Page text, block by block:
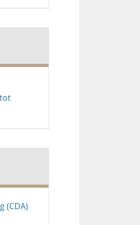
(CDA)